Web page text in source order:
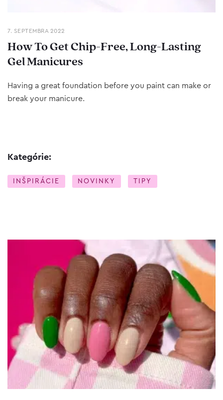
7. SEPTEMBRA 2022
How To Get Chip-Free, Long-Lasting
Gel Manicures
Having a great foundation before you paint can make or
break your manicure.
Kategórie:
INŠPIRÁCIE NOVINKY TIPY